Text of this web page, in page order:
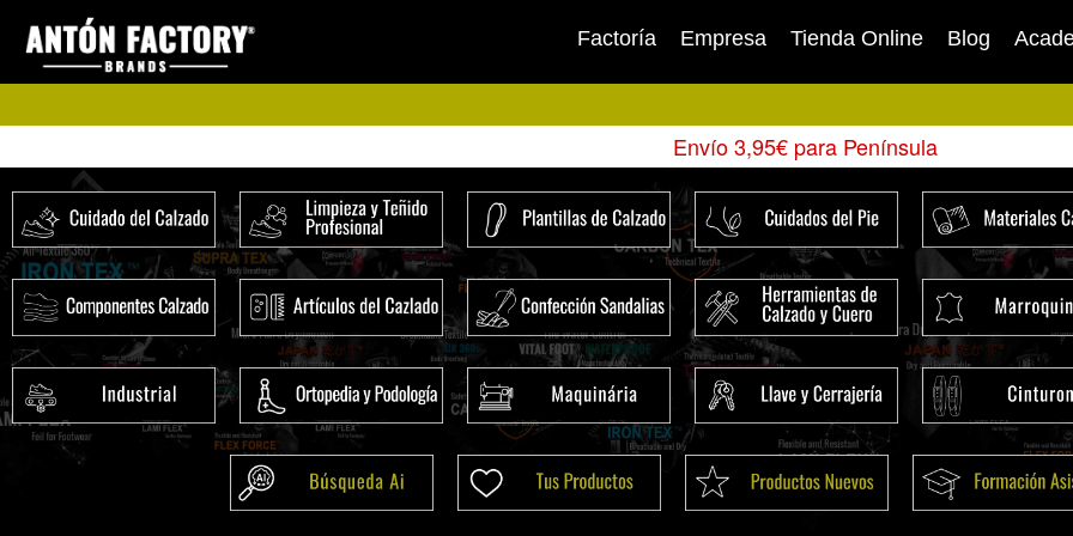
contenido
Factoría Empresa Tienda Online Blog
Envío 3,95€ para Península